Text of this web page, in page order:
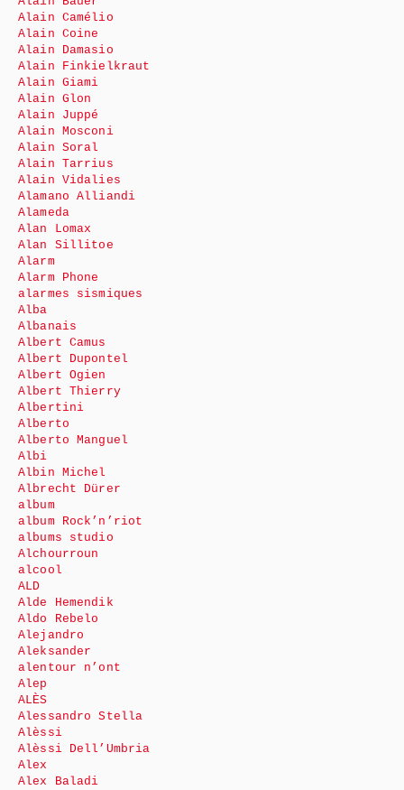
Alain Camélio
Alain Coine
Alain Damasio
Alain Finkielkraut
Alain Giami
Alain Glon
Alain Juppé
Alain Mosconi
Alain Soral
Alain Tarrius
Alain Vidalies
Alamano Alliandi
Alameda
Alan Lomax
Alan Sillitoe
Alarm
Alarm Phone
alarmes sismiques
Alba
Albanais
Albert Camus
Albert Dupontel
Albert Ogien
Albert Thierry
Albertini
Alberto
Alberto Manguel
Albi
Albin Michel
Albrecht Dürer
album
album Rock’n’riot
albums studio
Alchourroun
alcool
ALD
Alde Hemendik
Aldo Rebelo
Alejandro
Aleksander
alentour n’ont
Alep
ALÈS
Alessandro Stella
Alèssi
Alèssi Dell’Umbria
Alex
Alex Baladi